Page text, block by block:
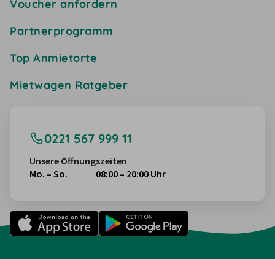
Voucher anfordern
Partnerprogramm
Top Anmietorte
Mietwagen Ratgeber
0221 567 999 11
Unsere Öffnungszeiten
Mo. – So.
08:00 – 20:00 Uhr